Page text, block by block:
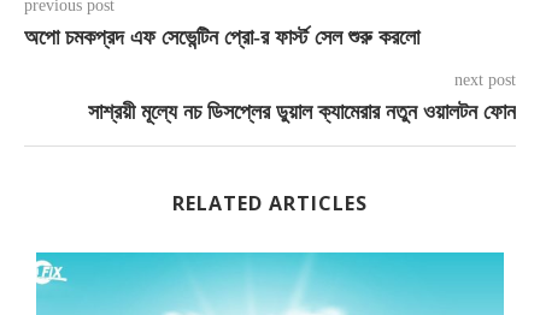
previous post
অপো চমকপ্রদ এফ সেভেন্টিন প্রো-র ফার্স্ট সেল শুরু করলো
next post
সাশ্রয়ী মূল্যে নচ ডিসপ্লের ডুয়াল ক্যামেরার নতুন ওয়ালটন ফোন
RELATED ARTICLES